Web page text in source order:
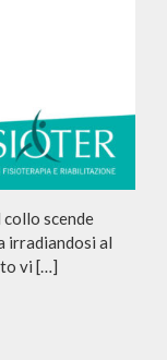
scende
irradiandosi al
vi […]